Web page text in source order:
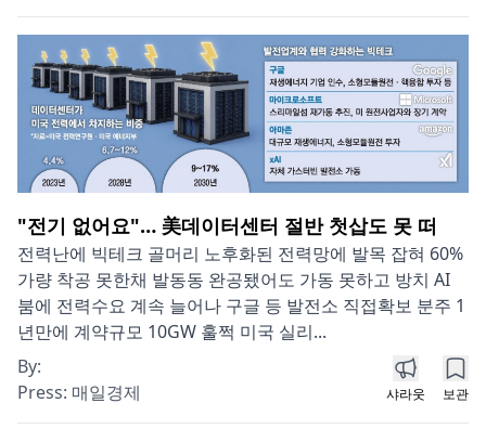
"전기 없어요"… 美데이터센터 절반 첫삽도 못 떠
전력난에 빅테크 골머리 노후화된 전력망에 발목 잡혀 60%
가량 착공 못한채 발동동 완공됐어도 가동 못하고 방치 AI
붐에 전력수요 계속 늘어나 구글 등 발전소 직접확보 분주 1
년만에 계약규모 10GW 훌쩍 미국 실리...
By:
Press: 매일경제 샤라웃 보관